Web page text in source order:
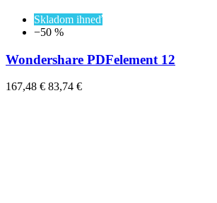
Skladom ihneď
−50 %
Wondershare PDFelement 12
167,48 € 83,74 €